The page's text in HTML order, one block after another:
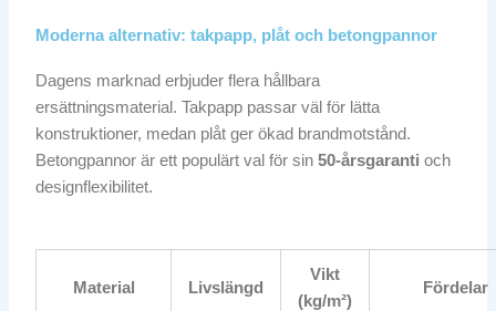
Moderna alternativ: takpapp, plåt och betongpannor
Dagens marknad erbjuder flera hållbara
ersättningsmaterial. Takpapp passar väl för lätta
konstruktioner, medan plåt ger ökad brandmotstånd.
Betongpannor är ett populärt val för sin50-årsgaranti och
designflexibilitet.
Material Livslängd
Vikt
(kg/m²)
Fördelar